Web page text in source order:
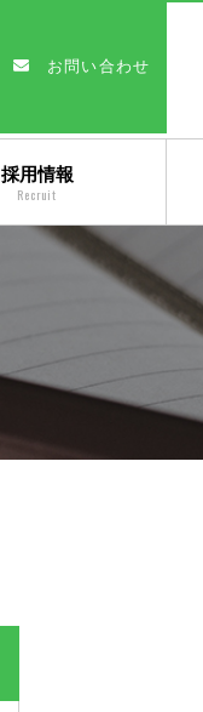
採用情報
Recruit
お問い合わせ